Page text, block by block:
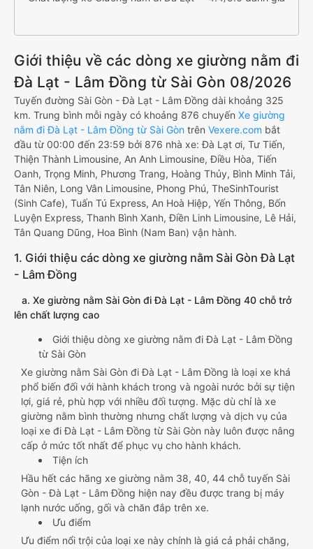
Giới thiệu về các dòng xe giường nằm đi
Đà Lạt - Lâm Đồng từ Sài Gòn 08/2026
Tuyến đường Sài Gòn - Đà Lạt - Lâm Đồng dài khoảng 325
km. Trung bình mỗi ngày có khoảng 876 chuyến Xe giường
nằm đi Đà Lạt - Lâm Đồng từ Sài Gòn trên Vexere.com bắt
đầu từ 00:00 đến 23:59 bởi 876 nhà xe: Đà Lạt ơi, Tư Tiến,
Thiện Thành Limousine, An Anh Limousine, Điều Hòa, Tiến
Oanh, Trọng Minh, Phương Trang, Hoàng Thủy, Bình Minh Tải,
Tân Niên, Long Vân Limousine, Phong Phú, TheSinhTourist
(Sinh Cafe), Tuấn Tú Express, An Hoà Hiệp, Yến Thông, Bốn
Luyện Express, Thanh Bình Xanh, Điền Linh Limousine, Lê Hải,
Tân Quang Dũng, Hoa Bình (Nam Ban) vận hành.
1. Giới thiệu các dòng xe giường nằm Sài Gòn Đà Lạt
- Lâm Đồng
a. Xe giường nằm Sài Gòn đi Đà Lạt - Lâm Đồng 40 chỗ trở
lên chất lượng cao
Giới thiệu dòng xe giường nằm đi Đà Lạt - Lâm Đồng
từ Sài Gòn
Xe giường nằm Sài Gòn đi Đà Lạt - Lâm Đồng là loại xe khá
phổ biến đối với hành khách trong và ngoài nước bởi sự tiện
lợi, giá rẻ, phù hợp với nhiều đối tượng. Mặc dù chỉ là xe
giường nằm bình thường nhưng chất lượng và dịch vụ của
loại xe đi Đà Lạt - Lâm Đồng từ Sài Gòn này luôn được nâng
cấp ở mức tốt nhất để phục vụ cho hành khách.
Tiện ích
Hầu hết các hãng xe giường nằm 38, 40, 44 chỗ tuyến Sài
Gòn - Đà Lạt - Lâm Đồng hiện nay đều được trang bị máy
lạnh nước uống, gối và chăn đắp trên xe.
Ưu điểm
Ưu điểm nổi trội của loại xe này chính là giá cả phải chăng,